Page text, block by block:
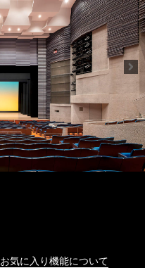
お気に入り機能について